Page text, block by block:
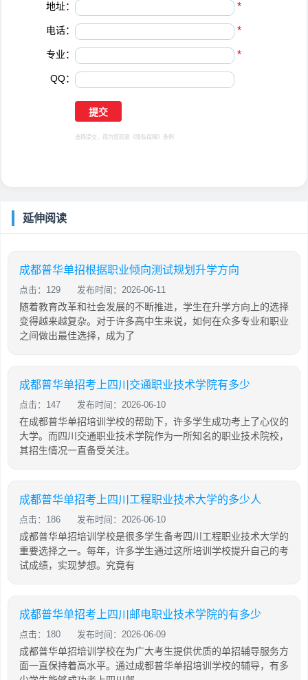
地址： *
电话： *
专业： *
QQ：
选择提交，视为您同意 《隐私保障》 条例
延伸阅读
成都普华单招根据职业倾向测试规划升学方向
点击：129 发布时间：2026-06-11
随着教育改革和社会发展的不断推进，学生在升学方向上的选择
变得越来越复杂。对于许多高中生来说，如何在众多专业和职业
之间做出最佳选择，成为了
成都普华单招考上四川交通职业技术学院有多少
点击：147 发布时间：2026-06-10
在成都普华单招培训学校的帮助下，许多学生成功考上了心仪的
大学。而四川交通职业技术学院作为一所知名的职业技术院校，
其招生情况一直备受关注。
成都普华单招考上四川工程职业技术大学的多少人
点击：186 发布时间：2026-06-10
成都普华单招培训学校是很多学生备考四川工程职业技术大学的
重要选择之一。每年，许多学生通过这所培训学校提升自己的考
试成绩，实现梦想。究竟有
成都普华单招考上四川邮电职业技术学院的有多少
点击：180 发布时间：2026-06-09
成都普华单招培训学校在为广大考生提供优质的单招辅导服务方
面一直保持着高水平。通过成都普华单招培训学校的辅导，有多